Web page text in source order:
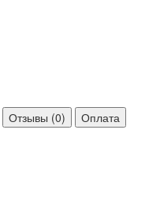
Отзывы (0)
Оплата